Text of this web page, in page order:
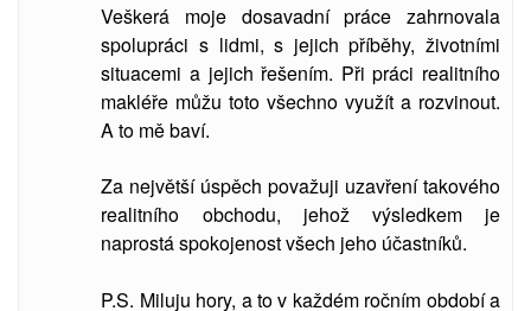
Veškerá moje dosavadní práce zahrnovala
spolupráci s lidmi, s jejich příběhy, životními
situacemi a jejich řešením. Při práci realitního
makléře můžu toto všechno využít a rozvinout.
A to mě baví.
Za největší úspěch považuji uzavření takového
realitního obchodu, jehož výsledkem je
naprostá spokojenost všech jeho účastníků.
P.S. Miluju hory, a to v každém ročním období a